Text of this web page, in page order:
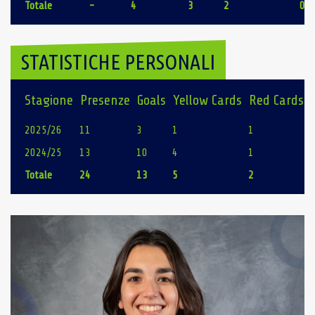
Totale - 4 3 2 0
STATISTICHE PERSONALI
Stagione Presenze Goals Yellow Cards Red Cards
2025/26 11 3 1 1
2024/25
13 10 4 1
Totale
24 13 5 2